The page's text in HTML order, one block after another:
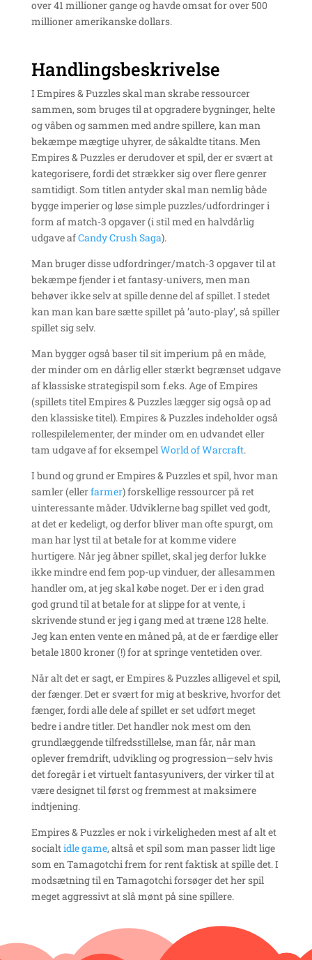
over 41 millioner gange og havde omsat for over 500
millioner amerikanske dollars.
Handlingsbeskrivelse
I Empires & Puzzles skal man skrabe ressourcer
sammen, som bruges til at opgradere bygninger, helte
og våben og sammen med andre spillere, kan man
bekæmpe mægtige uhyrer, de såkaldte titans. Men
Empires & Puzzles er derudover et spil, der er svært at
kategorisere, fordi det strækker sig over flere genrer
samtidigt. Som titlen antyder skal man nemlig både
bygge imperier og løse simple puzzles/udfordringer i
form af match-3 opgaver (i stil med en halvdårlig
udgave afCandy Crush Saga).
Man bruger disse udfordringer/match-3 opgaver til at
bekæmpe fjender i et fantasy-univers, men man
behøver ikke selv at spille denne del af spillet. I stedet
kan man kan bare sætte spillet på ’auto-play’, så spiller
spillet sig selv.
Man bygger også baser til sit imperium på en måde,
der minder om en dårlig eller stærkt begrænset udgave
af klassiske strategispil som f.eks. Age of Empires
(spillets titel Empires & Puzzles lægger sig også op ad
den klassiske titel). Empires & Puzzles indeholder også
rollespilelementer, der minder om en udvandet eller
tam udgave af for eksempelWorld of Warcraft.
I bund og grund er Empires & Puzzles et spil, hvor man
samler (ellerfarmer) forskellige ressourcer på ret
uinteressante måder. Udviklerne bag spillet ved godt,
at det er kedeligt, og derfor bliver man ofte spurgt, om
man har lyst til at betale for at komme videre
hurtigere. Når jeg åbner spillet, skal jeg derfor lukke
ikke mindre end fem pop-up vinduer, der allesammen
handler om, at jeg skal købe noget. Der er i den grad
god grund til at betale for at slippe for at vente, i
skrivende stund er jeg i gang med at træne 128 helte.
Jeg kan enten vente en måned på, at de er færdige eller
betale 1800 kroner (!) for at springe ventetiden over.
Når alt det er sagt, er Empires & Puzzles alligevel et spil,
der fænger. Det er svært for mig at beskrive, hvorfor det
fænger, fordi alle dele af spillet er set udført meget
bedre i andre titler. Det handler nok mest om den
grundlæggende tilfredsstillelse, man får, når man
oplever fremdrift, udvikling og progression—selv hvis
det foregår i et virtuelt fantasyunivers, der virker til at
være designet til først og fremmest at maksimere
indtjening.
Empires & Puzzles er nok i virkeligheden mest af alt et
socialtidle game, altså et spil som man passer lidt lige
som en Tamagotchi frem for rent faktisk at spille det. I
modsætning til en Tamagotchi forsøger det her spil
meget aggressivt at slå mønt på sine spillere.